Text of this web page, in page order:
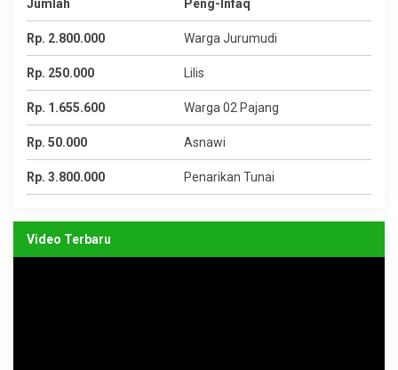
Jumlah Peng-Infaq
Rp. 2.800.000 Warga Jurumudi
Rp. 250.000 Lilis
Rp. 1.655.600 Warga 02 Pajang
Rp. 50.000 Asnawi
Rp. 3.800.000 Penarikan Tunai
Video Terbaru